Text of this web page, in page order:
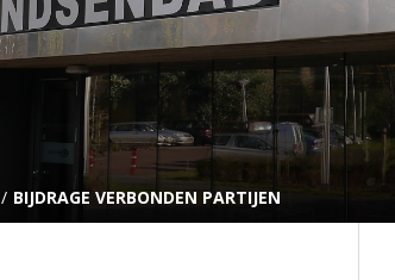
BIJDRAGE VERBONDEN PARTIJEN